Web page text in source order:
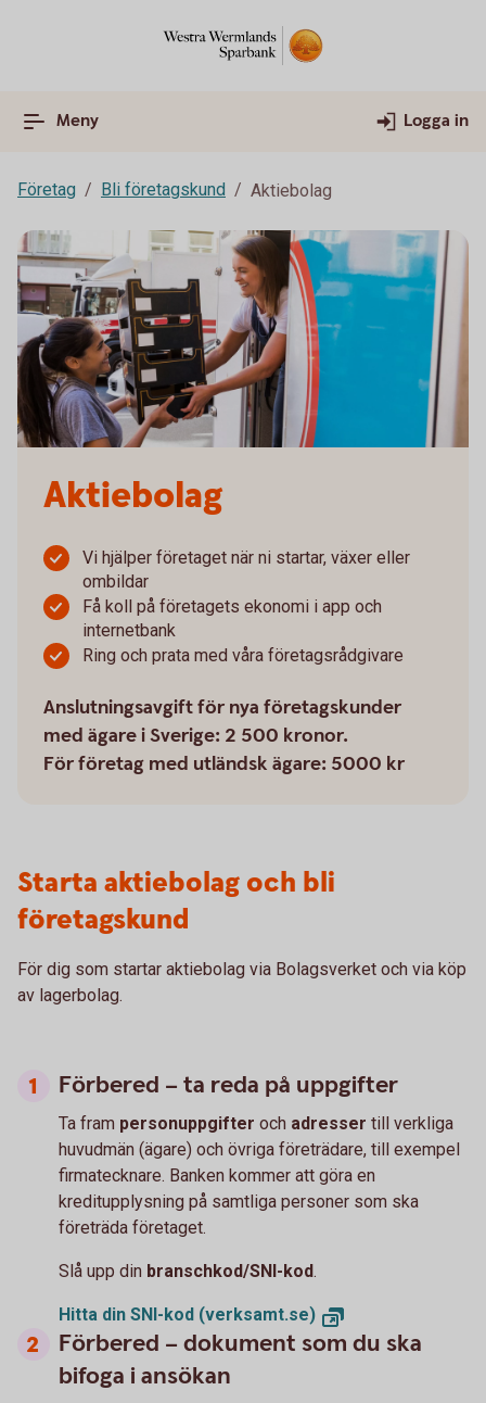
Meny Logga in
Företag Bli företagskund Aktiebolag
Aktiebolag
Vi hjälper företaget när ni startar, växer eller
ombildar
Få koll på företagets ekonomi i app och
internetbank
Ring och prata med våra företagsrådgivare
Anslutningsavgift för nya företagskunder
med ägare i Sverige: 2 500 kronor.
För företag med utländsk ägare: 5000 kr
Starta aktiebolag och bli
företagskund
För dig som startar aktiebolag via Bolagsverket och via köp
av lagerbolag.
Förbered – ta reda på uppgifter
Ta fram personuppgifter och adresser till verkliga
huvudmän (ägare) och övriga företrädare, till exempel
firmatecknare. Banken kommer att göra en
kreditupplysning på samtliga personer som ska
företräda företaget.
Slå upp din branschkod/SNI-kod.
Hitta din SNI-kod (verksamt.se)
Förbered – dokument som du ska
bifoga i ansökan